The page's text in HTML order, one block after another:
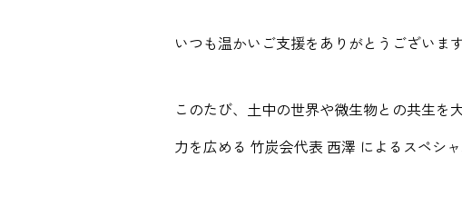
いつも温かいご支援をありがとうございます
このたび、土中の世界や微生物との共生を
力を広める 竹炭会代表 西澤 によるスペシ